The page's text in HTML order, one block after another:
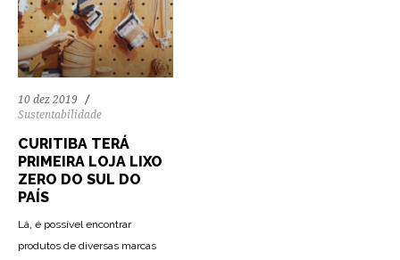
10 dez 2019
Sustentabilidade
CURITIBA TERÁ
PRIMEIRA LOJA LIXO
ZERO DO SUL DO
PAÍS
Lá, é possível encontrar
produtos de diversas marcas